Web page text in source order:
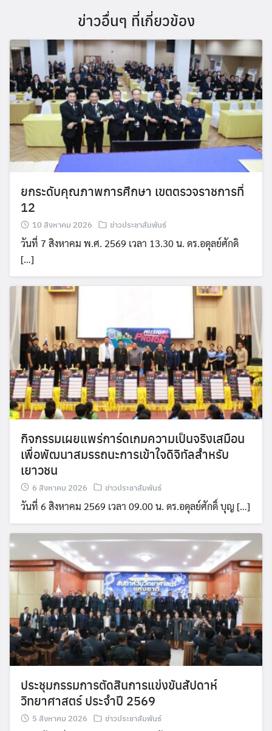
ข่าวอื่นๆ ที่เกี่ยวข้อง
ยกระดับคุณภาพการศึกษา เขตตรวจราชการที่
12
10 สิงหาคม 2026 ข่าวประชาสัมพันธ์
วันที่ 7 สิงหาคม พ.ศ. 2569 เวลา 13.30 น. ดร.อดุลย์ศักดิ
[…]
กิจกรรมเผยแพร่การ์ดเกมความเป็นจริงเสมือน
เพื่อพัฒนาสมรรถนะการเข้าใจดิจิทัลสำหรับ
เยาวชน
6 สิงหาคม 2026 ข่าวประชาสัมพันธ์
วันที่ 6 สิงหาคม 2569 เวลา 09.00 น. ดร.อดุลย์ศักดิ์ บุญ […]
ประชุมกรรมการตัดสินการแข่งขันสัปดาห์
วิทยาศาสตร์ ประจำปี 2569
5 สิงหาคม 2026 ข่าวประชาสัมพันธ์